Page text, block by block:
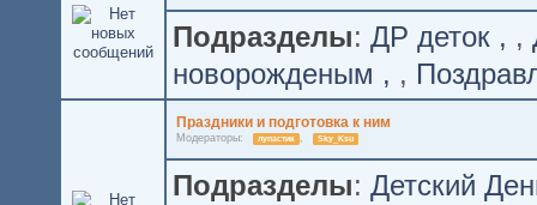
Подразделы: ДР деток ,
новорожденым
,
Праздники и подготовка к ним
Модераторы: лупастик , Sky_Ksu
Подразделы: Детский